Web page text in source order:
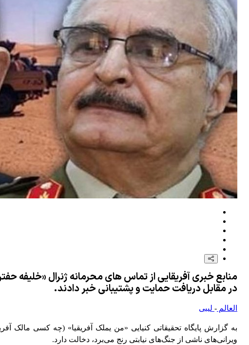
بن حبتور: رویکرد تهاجمی حکومت عربستان علیه همه مردم یمن است
عضو فراکسیون مقاومت: ترامپ به دلیل ارزیابی نادرست از قدرت ایران، در مخمصه
گزارش العالم از جزئیات عملیات جدید یمنی‌ها علیه اهداف سعودی +فیلم
منابع خبری آفریقایی از تماس های محرمانه ژنرال «خلیفه
در مقابل دریافت حمایت و پشتیبانی خبر دادند.
العالم - لیبی
ویرانی‌های ناشی از جنگ‌های نیابتی رنج می‌برد، دخالت دارد.